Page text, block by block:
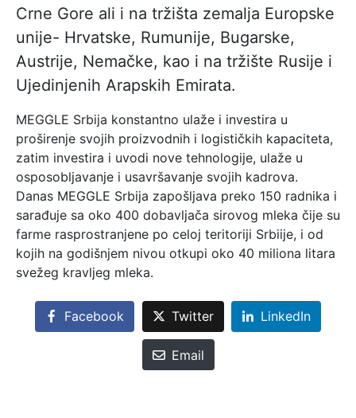
Crne Gore ali i na tržišta zemalja Europske
unije- Hrvatske, Rumunije, Bugarske,
Austrije, Nemačke, kao i na tržište Rusije i
Ujedinjenih Arapskih Emirata.
MEGGLE Srbija konstantno ulaže i investira u
proširenje svojih proizvodnih i logističkih kapaciteta,
zatim investira i uvodi nove tehnologije, ulaže u
osposobljavanje i usavršavanje svojih kadrova.
Danas MEGGLE Srbija zapošljava preko 150 radnika i
sarađuje sa oko 400 dobavljača sirovog mleka čije su
farme rasprostranjene po celoj teritoriji Srbiije, i od
kojih na godišnjem nivou otkupi oko 40 miliona litara
svežeg kravljeg mleka.
Facebook Twitter LinkedIn
Email